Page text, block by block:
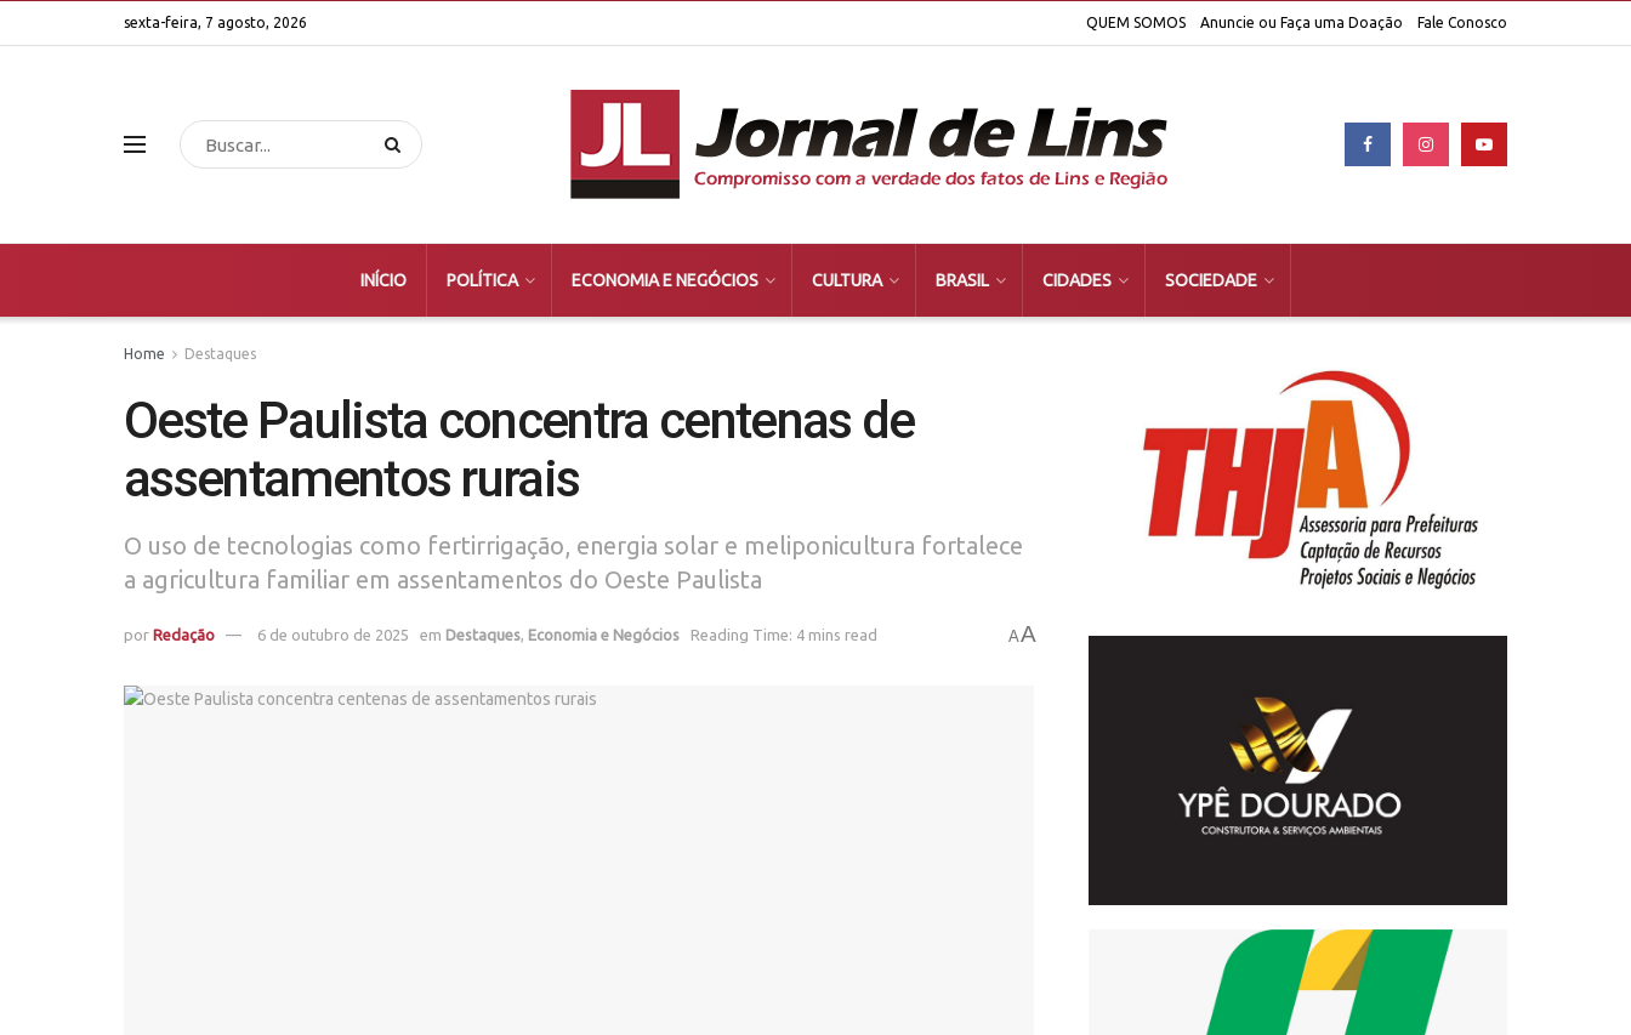
sexta-feira, 7 agosto, 2026 QUEM SOMOS Anuncie ou Faça uma Doação Fale Conosco
INÍCIO POLÍTICA ECONOMIA E NEGÓCIOS CULTURA BRASIL CIDADES SOCIEDADE
Home Destaques
Oeste Paulista concentra centenas de
assentamentos rurais
O uso de tecnologias como fertirrigação, energia solar e meliponicultura fortalece
a agricultura familiar em assentamentos do Oeste Paulista
por Redação 6 de outubro de 2025 em Destaques, Economia e Negócios Reading Time: 4 mins read AA